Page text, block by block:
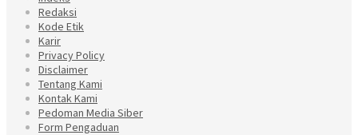
Redaksi
Kode Etik
Karir
Privacy Policy
Disclaimer
Tentang Kami
Kontak Kami
Pedoman Media Siber
Form Pengaduan